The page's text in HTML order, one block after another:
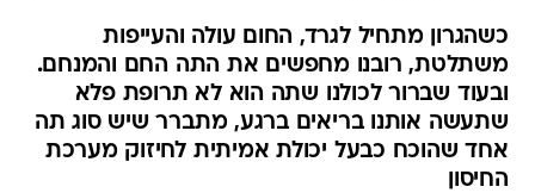
כשהגרון מתחיל לגרד, החום עולה והעייפות
משתלטת, רובנו מחפשים את התה החם והמנחם.
ובעוד שברור לכולנו שתה הוא לא תרופת פלא
שתעשה אותנו בריאים ברגע, מתברר שיש סוג תה
אחד שהוכח כבעל יכולת אמיתית לחיזוק מערכת
החיסון